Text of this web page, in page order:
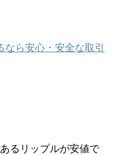
るリップルが安値で